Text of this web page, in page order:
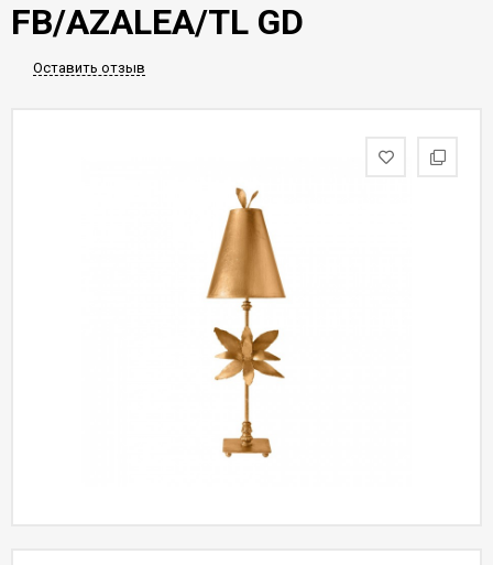
FB/AZALEA/TL GD
Оставить отзыв